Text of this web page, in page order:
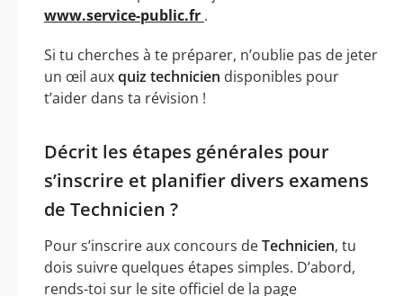
www.service-public.fr .
Si tu cherches à te préparer, n’oublie pas de jeter
un œil auxquiz technicien disponibles pour
t’aider dans ta révision !
Décrit les étapes générales pour
s’inscrire et planifier divers examens
de Technicien ?
Pour s’inscrire aux concours deTechnicien, tu
dois suivre quelques étapes simples. D’abord,
rends-toi sur le site officiel de la page